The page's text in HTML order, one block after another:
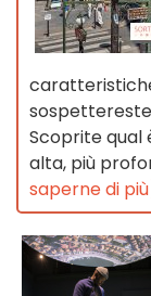
Scoprite qual
alta, più
saperne di